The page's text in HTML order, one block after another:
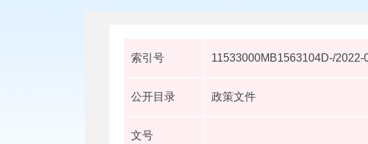
索引号 11533000MB1563104D-/2022-
公开目录 政策文件
文号